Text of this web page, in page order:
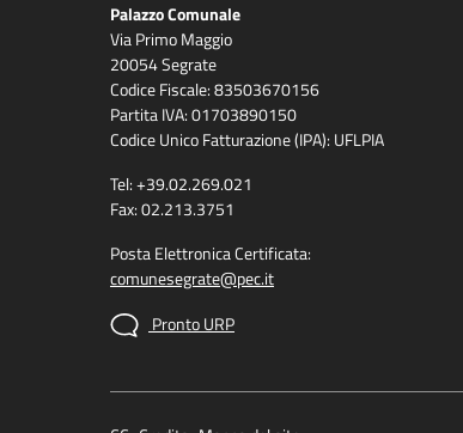
Palazzo Comunale
Via Primo Maggio
20054 Segrate
Codice Fiscale: 83503670156
Partita IVA: 01703890150
Codice Unico Fatturazione (IPA): UFLPIA
Tel: +39.02.269.021
Fax: 02.213.3751
Posta Elettronica Certificata:
comunesegrate@pec.it
Pronto URP